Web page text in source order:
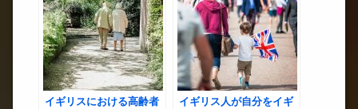
イギリスにおける高齢者
イギリス人が自分をイギ